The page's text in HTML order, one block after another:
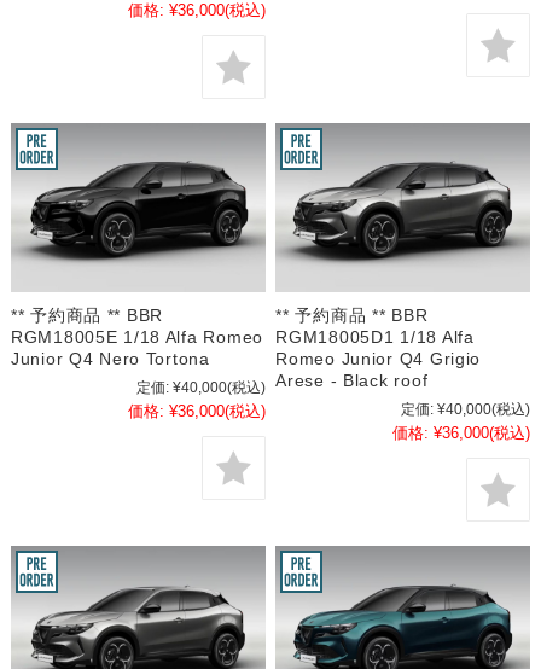
価格: ¥36,000(税込)
** 予約商品 ** BBR
RGM18005E 1/18 Alfa Romeo
Junior Q4 Nero Tortona
定価: ¥40,000(税込)
価格: ¥36,000(税込)
** 予約商品 ** BBR
RGM18005D1 1/18 Alfa
Romeo Junior Q4 Grigio
Arese - Black roof
定価: ¥40,000(税込)
価格: ¥36,000(税込)